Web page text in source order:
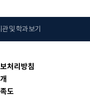
및 학과 보기
처리방침
도